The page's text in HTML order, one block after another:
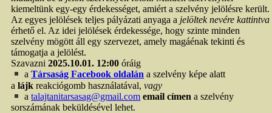
kiemeltünk egy-egy érdekességet, amiért a szelvény jelölésre került.
Az egyes jelölések teljes pályázati anyaga a jelöltek nevére kattintva
érhető el. Az idei jelölések érdekessége, hogy szinte minden
szelvény mögött áll egy szervezet, amely magáénak tekinti és
támogatja a jelölést.
Szavazni 2025.10.01. 12:00 óráig
aTársaság Facebook oldalán a szelvény képe alatt
a lájk reakciógomb használatával, vagy
atalajtanitarsasag@gmail.com email címen a szelvény
sorszámának beküldésével lehet.